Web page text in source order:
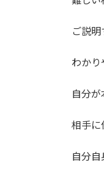
ご説
わかり
自分が
相手に
自分自